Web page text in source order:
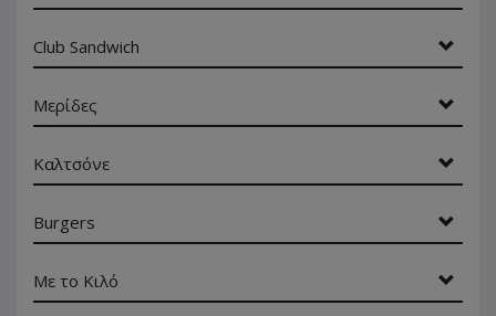
Club Sandwich
Μερίδες
Καλτσόνε
Burgers
Με το Κιλό